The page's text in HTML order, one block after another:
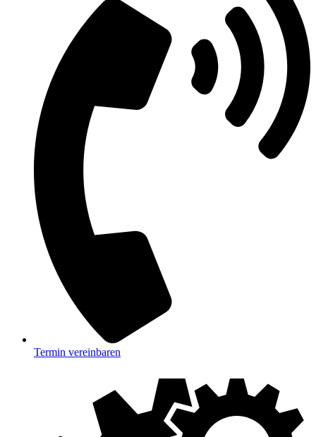
Termin vereinbaren